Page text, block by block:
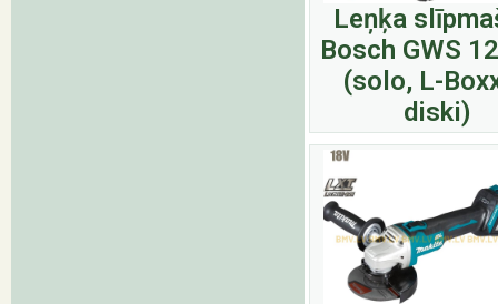
Leņķa
Bosch GWS
(solo, L-
diski)